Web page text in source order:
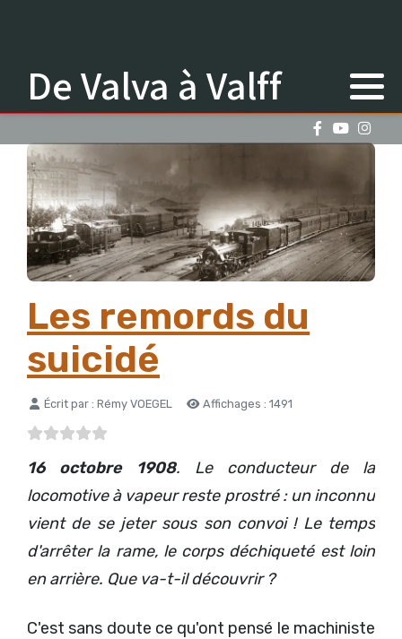
De Valva à Valff
Les remords du
suicidé
Détails
Écrit par : Rémy VOEGEL Affichages : 1491
16 octobre 1908. Le conducteur de la
locomotive à vapeur reste prostré : un inconnu
vient de se jeter sous son convoi ! Le temps
d'arrêter la rame, le corps déchiqueté est loin
en arrière. Que va-t-il découvrir ?
C'est sans doute ce qu'ont pensé le machiniste